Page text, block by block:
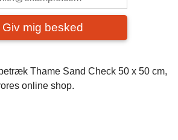
Giv mig besked
Thame Sand Check 50 x 50 cm,
online shop.